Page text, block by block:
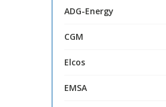
ADG-Energy
CGM
Elcos
EMSA